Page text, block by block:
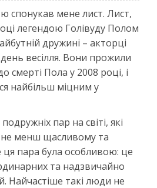
спонукав мене лист. Лист,
легендою Голівуду Полом
дружині – акторці
весілля. Вони прожили
смерті Пола у 2008 році, і
найбільш міцним у
пар на світі, які
менш щасливому та
ця пара була особливою: це
та надзвичайно
Найчастіше такі люди не